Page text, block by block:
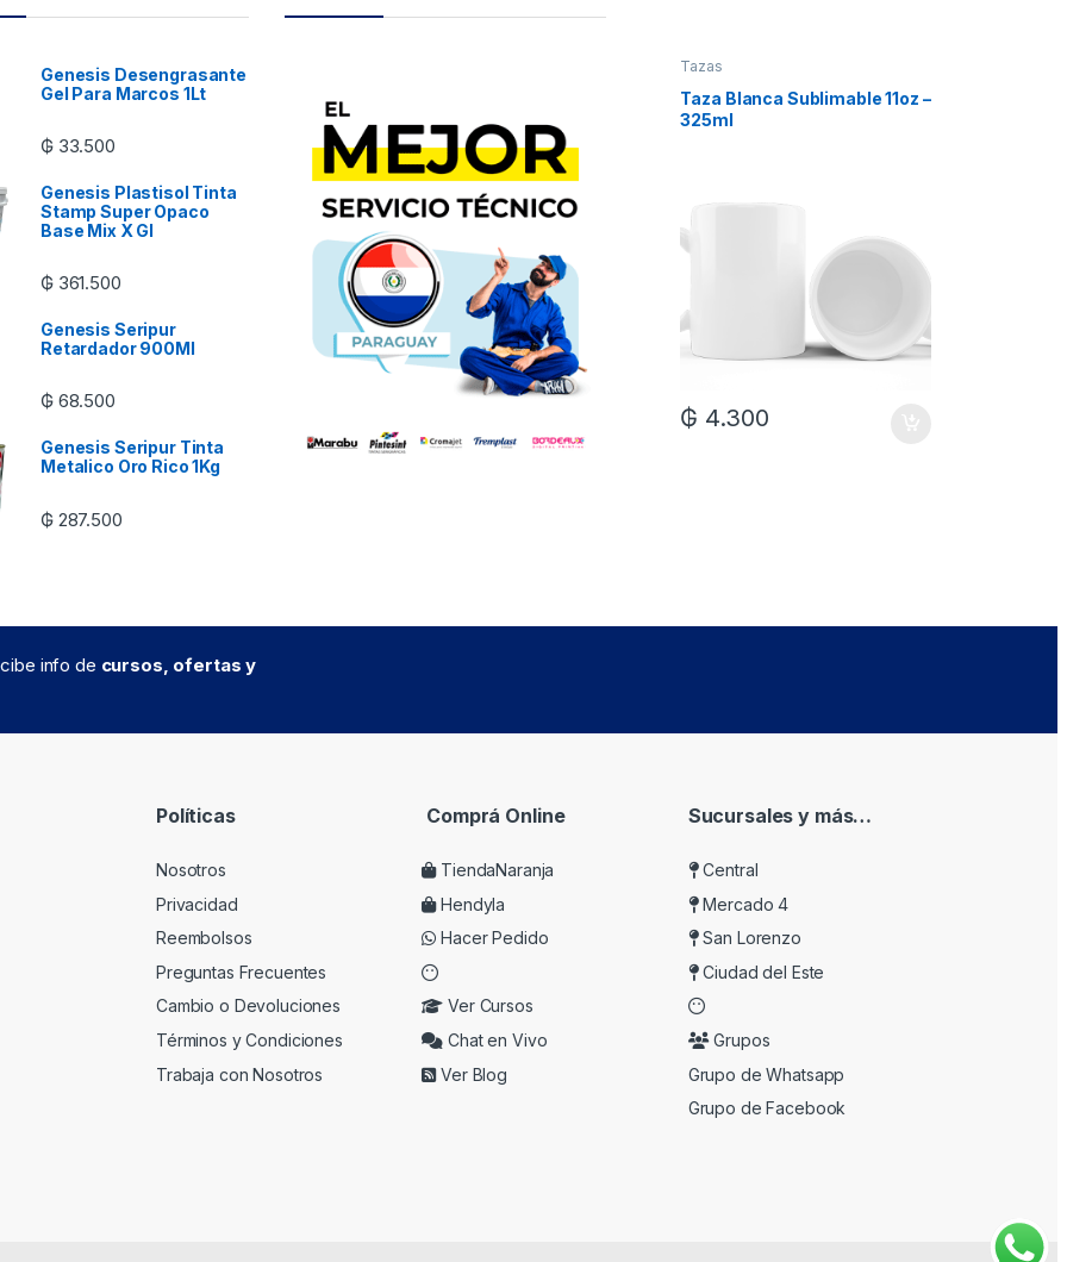
Genesis Desengrasante
Gel Para Marcos 1Lt
₲ 33.500
Genesis Plastisol Tinta
Stamp Super Opaco
Base Mix X Gl
₲ 361.500
Genesis Seripur
Retardador 900Ml
₲ 68.500
Genesis Seripur Tinta
Metalico Oro Rico 1Kg
₲ 287.500
Tazas
Taza Blanca Sublimable 11oz –
325ml
₲ 4.300
info de cursos, ofertas y
Políticas
Nosotros
Privacidad
Reembolsos
Preguntas Frecuentes
Cambio o Devoluciones
Términos y Condiciones
Trabaja con Nosotros
Comprá Online
TiendaNaranja
Hendyla
Hacer Pedido
Ver Cursos
Chat en Vivo
Ver Blog
Sucursales y más…
Central
Mercado 4
San Lorenzo
Ciudad del Este
Grupos
Grupo de Whatsapp
Grupo de Facebook